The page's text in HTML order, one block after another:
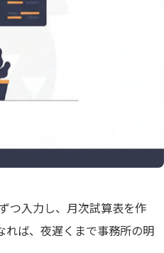
つ入力し、月次試算表を作
れば、夜遅くまで事務所の明